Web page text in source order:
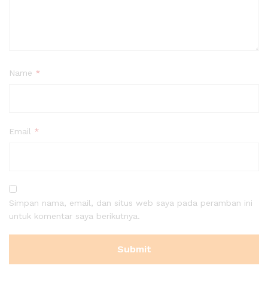
Name *
Email *
Simpan nama, email, dan situs web saya pada peramban ini
untuk komentar saya berikutnya.